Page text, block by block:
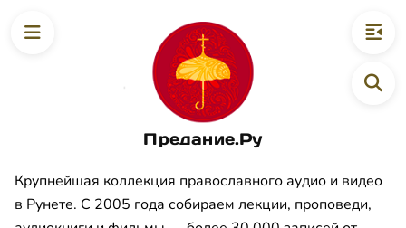
Предание.Ру
Крупнейшая коллекция православного аудио и видео
в Рунете. С 2005 года собираем лекции, проповеди,